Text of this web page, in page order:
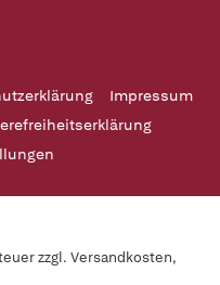
Impressum
zzgl. Versandkosten,